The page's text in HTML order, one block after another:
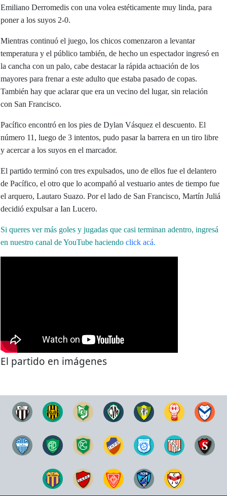
Emiliano Derromedis con una volea estéticamente muy linda, para
poner a los suyos 2-0.
Mientras continuó el juego, los chicos comenzaron a levantar
temperatura y el público también, de hecho un espectador ingresó en
la cancha con un palo, cabe destacar la rápida actuación de los
mayores para frenar a este adulto que estaba pasado de copas.
También hay que aclarar que era un vecino del lugar, sin relación
con San Francisco.
Pacífico encontró en los pies de Dylan Vásquez el descuento. El
número 11, luego de 3 intentos, pudo pasar la barrera en un tiro libre
y acercar a los suyos en el marcador.
El partido terminó con tres expulsados, uno de ellos fue el delantero
de Pacífico, el otro que lo acompañó al vestuario antes de tiempo fue
el arquero, Lautaro Suazo. Por el lado de San Francisco, Martín Juliá
decidió expulsar a Ian Lucero.
Si queres ver más goles y jugadas que casi terminan adentro, ingresá
en nuestro canal de YouTube haciendo click acá.
El partido en imágenes